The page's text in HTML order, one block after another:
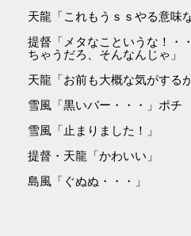
天龍「これもうｓｓやる意味
提督「メタなこというな！・
ちゃうだろ、そんなんじゃ」
天龍「お前も大概な気がするが
雪風「黒いバー・・・」ポチ
雪風「止まりました！」
提督・天龍「かわいい」
島風「ぐぬぬ・・・」